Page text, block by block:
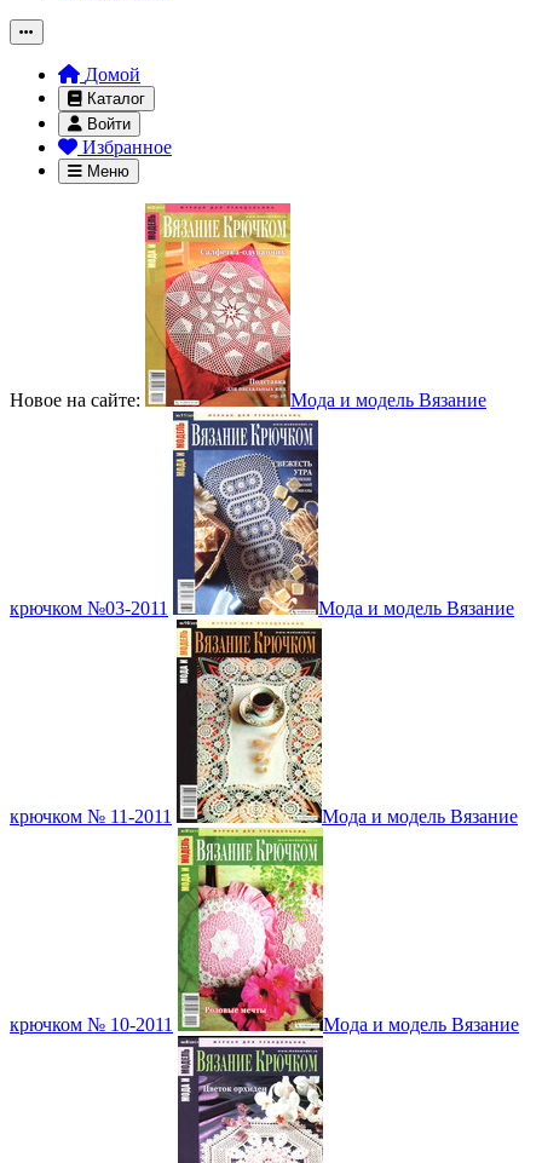
Домой
Каталог
Войти
Избранное
Меню
Новое на сайте: Мода и модель Вязание
крючком №03-2011 Мода и модель Вязание
крючком № 11-2011 Мода и модель Вязание
крючком № 10-2011 Мода и модель Вязание